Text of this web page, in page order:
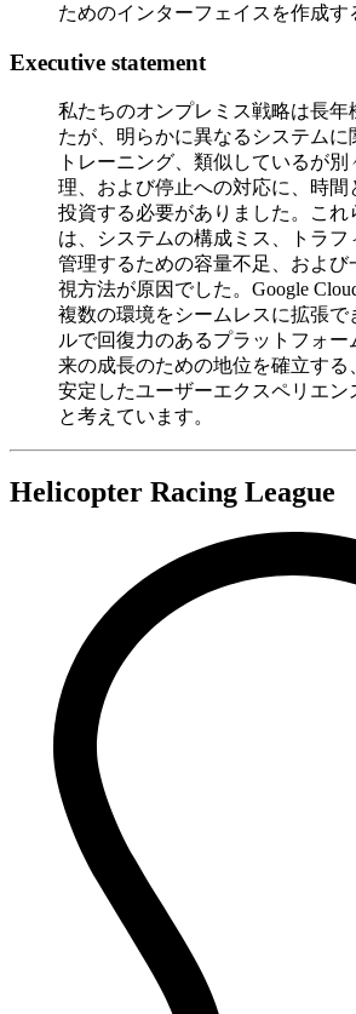
ためのインターフェイスを作成す
Executive statement
私たちのオンプレミス戦略は長年
たが、明らかに異なるシステムに
トレーニング、類似しているが別
理、および停止への対応に、時間
投資する必要がありました。これ
は、システムの構成ミス、トラフ
管理するための容量不足、および
視方法が原因でした。Google
複数の環境をシームレスに拡張で
ルで回復力のあるプラットフォー
来の成長のための地位を確立する
安定したユーザーエクスペリエン
と考えています。
Helicopter Racing League